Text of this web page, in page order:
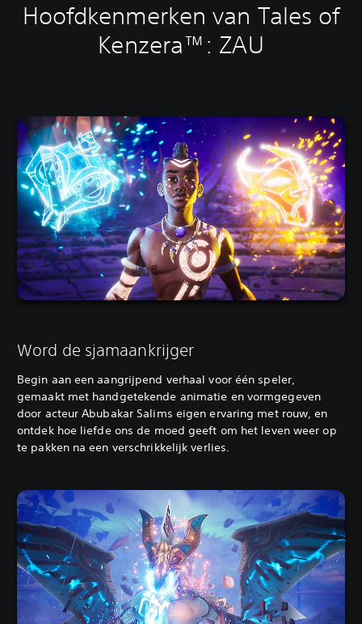
Hoofdkenmerken van Tales of
Kenzera™: ZAU
Word de sjamaankrijger
Begin aan een aangrijpend verhaal voor één speler,
gemaakt met handgetekende animatie en vormgegeven
door acteur Abubakar Salims eigen ervaring met rouw, en
ontdek hoe liefde ons de moed geeft om het leven weer op
te pakken na een verschrikkelijk verlies.